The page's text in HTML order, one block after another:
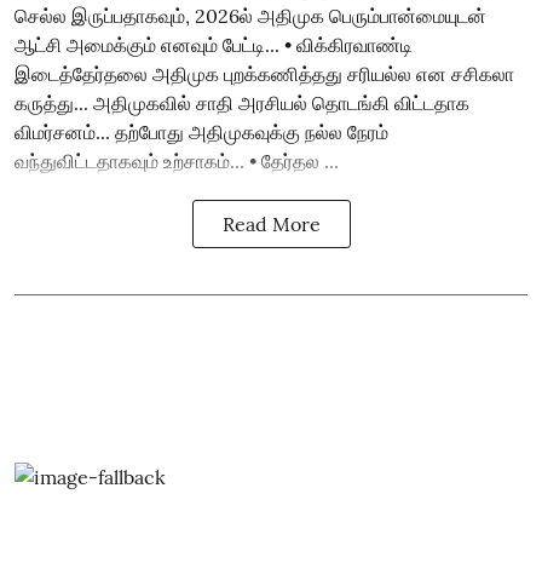
செல்ல இருப்பதாகவும், 2026ல் அதிமுக பெரும்பான்மையுடன்
ஆட்சி அமைக்கும் எனவும் பேட்டி... • விக்கிரவாண்டி
இடைத்தேர்தலை அதிமுக புறக்கணித்தது சரியல்ல என சசிகலா
கருத்து... அதிமுகவில் சாதி அரசியல் தொடங்கி விட்டதாக
விமர்சனம்... தற்போது அதிமுகவுக்கு நல்ல நேரம்
வந்துவிட்டதாகவும் உற்சாகம்... • தேர்தல ...
Read More